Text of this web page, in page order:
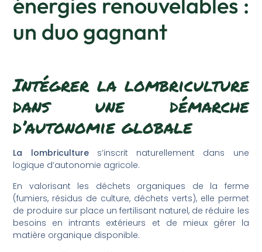
un duo gagnant
Intégrer la lombriculture
dans une démarche
d’autonomie globale
La lombricultures’inscrit naturellement dans une
logique d’autonomie agricole.
En valorisant les déchets organiques de la ferme
(fumiers, résidus de culture, déchets verts), elle permet
de produire sur place un fertilisant naturel, de réduire les
besoins en intrants extérieurs et de mieux gérer la
matière organique disponible.